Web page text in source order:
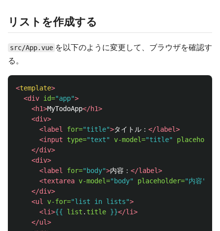
リストを作成する
src/App.vue を以下のように変更して、ブラウザを確認す
る。
<template>
<div id="app">
<h1>MyTodoApp</h1>
<div>
<label
for="title">タイトル： </label>
<input
type="text" v-model="title"
</div>
<div>
<label
for="body">内容： </label>
<textarea v-model="body" placeholder="内容"
</div>
<ul
v-for="list in lists">
<li>{{ list . title }}</li>
</ul>